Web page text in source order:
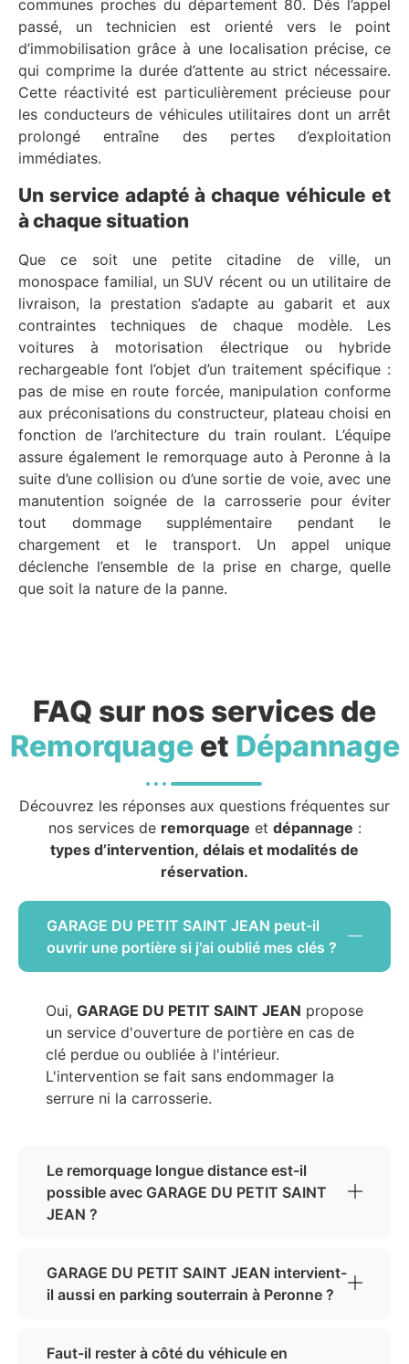
communes proches du département 80. Dès l’appel
passé, un technicien est orienté vers le point
d’immobilisation grâce à une localisation précise, ce
qui comprime la durée d’attente au strict nécessaire.
Cette réactivité est particulièrement précieuse pour
les conducteurs de véhicules utilitaires dont un arrêt
prolongé entraîne des pertes d’exploitation
immédiates.
Un service adapté à chaque véhicule et
à chaque situation
Que ce soit une petite citadine de ville, un
monospace familial, un SUV récent ou un utilitaire de
livraison, la prestation s’adapte au gabarit et aux
contraintes techniques de chaque modèle. Les
voitures à motorisation électrique ou hybride
rechargeable font l’objet d’un traitement spécifique :
pas de mise en route forcée, manipulation conforme
aux préconisations du constructeur, plateau choisi en
fonction de l’architecture du train roulant. L’équipe
assure également le remorquage auto à Peronne à la
suite d’une collision ou d’une sortie de voie, avec une
manutention soignée de la carrosserie pour éviter
tout dommage supplémentaire pendant le
chargement et le transport. Un appel unique
déclenche l’ensemble de la prise en charge, quelle
que soit la nature de la panne.
FAQ sur nos services de
Remorquageet Dépannage
Découvrez les réponses aux questions fréquentes sur
nos services de remorquage et dépannage :
types d’intervention, délais et modalités de
réservation.
GARAGE DU PETIT SAINT JEAN peut-il
ouvrir une portière si j'ai oublié mes clés ?
Oui, GARAGE DU PETIT SAINT JEAN propose
un service d'ouverture de portière en cas de
clé perdue ou oubliée à l'intérieur.
L'intervention se fait sans endommager la
serrure ni la carrosserie.
Le remorquage longue distance est-il
possible avec GARAGE DU PETIT SAINT
JEAN ?
GARAGE DU PETIT SAINT JEAN intervient-
il aussi en parking souterrain à Peronne ?
Faut-il rester à côté du véhicule en